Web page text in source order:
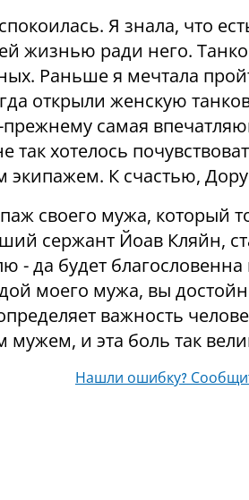
Я знала, что
жизнью ради него.
Раньше я мечтала
открыли женскую
прежнему самая
так хотелось
К счастью, Дору
своего мужа, который
сержант Йоав Кляйн,
- да будет благословенна
моего мужа, вы
важность
и эта боль так
Нашли ошибку?